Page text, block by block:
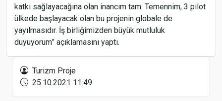
katkı sağlayacağına olan inancım tam. Temennim, 3 pilot
ülkede başlayacak olan bu projenin globale de
yayılmasıdır. İş birliğimizden büyük mutluluk
duyuyorum” açıklamasını yaptı.
Turizm Proje
25.10.2021 11:49
Akfen GYO’nun portföy değeri 600 milyon Euro’ya